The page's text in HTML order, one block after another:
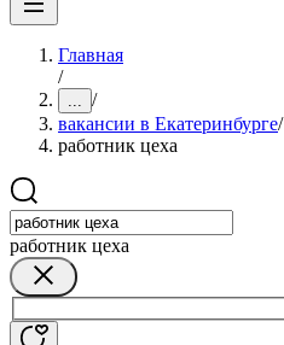
Главная
/
... /
вакансии в Екатеринбурге/
работник цеха
работник цеха